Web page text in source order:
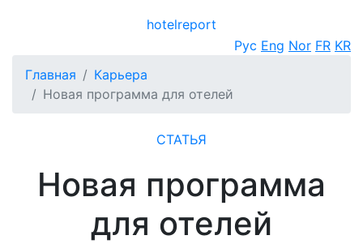
hotelreport
Рус Eng Nor FR KR
Главная
Карьера
Новая программа для отелей
СТАТЬЯ
Новая программа
для отелей